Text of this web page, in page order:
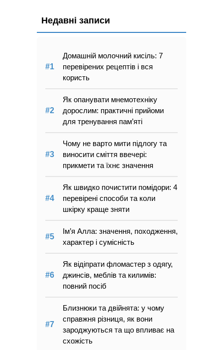
Недавні записи
Домашній молочний кисіль: 7
перевірених рецептів і вся
користь
Як опанувати мнемотехніку
дорослим: практичні прийоми
для тренування пам’яті
Чому не варто мити підлогу та
виносити сміття ввечері:
прикмети та їхнє значення
Як швидко почистити помідори: 4
перевірені способи та коли
шкірку краще зняти
Ім’я Алла: значення, походження,
характер і сумісність
Як відіпрати фломастер з одягу,
джинсів, меблів та килимів:
повний посіб
Близнюки та двійнята: у чому
справжня різниця, як вони
зароджуються та що впливає на
схожість